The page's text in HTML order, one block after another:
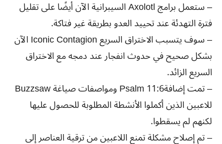
– ستعمل برامج Axolotl السيبرانية الآن أيضًا على تقليل
فترة التهدئة عند تحييد العدو بطريقة غير فتاكة.
– سوف يتسبب الاختراق السريع Iconic Contagion الآن
بشكل صحيح في حدوث انفجار عند دمجه مع الاختراق
السريع الزائد.
– تمت إضافةPsalm 11:6 ومواصفات صياغة Buzzsaw
للاعبين الذين أكملوا الأنشطة المطلوبة للحصول عليها
لكنهم لم يسقطوا.
– تم إصلاح مشكلة تمنع اللاعبين من ترقية العناصر إلى